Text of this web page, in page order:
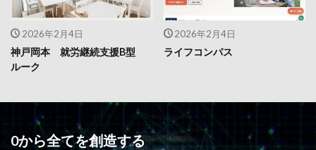
2026年2月4日
神戸岡本 就労継続支援B型
ルーク
2026年2月4日
ライフコンパス
0から全てを創造する